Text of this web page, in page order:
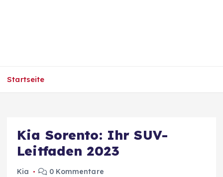
Startseite
Kia Sorento: Ihr SUV-
Leitfaden 2023
Kia 0 Kommentare